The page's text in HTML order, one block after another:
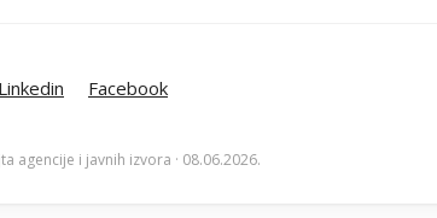
Linkedin Facebook
agencije i javnih izvora · 08.06.2026.